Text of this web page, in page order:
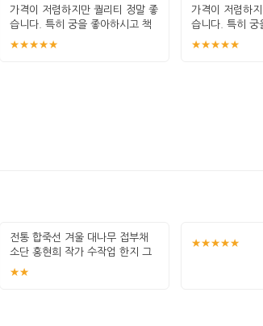
가격이 저렴하지만 퀄리티 정말 좋
습니다. 특히 궁을 좋아하시고 책
좋아하
★★★★★
가격이 저렴하
습니다. 특히 궁
좋아하
★★★★★
전통 합죽선 겨울 대나무 접부채
소단 홍현희 작가 수작업 한지 그
림 고급
★★
★★★★★